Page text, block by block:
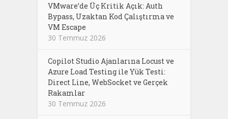
VMware’de Üç Kritik Açık: Auth
Bypass, Uzaktan Kod Çalıştırma ve
VM Escape
30 Temmuz 2026
Copilot Studio Ajanlarına Locust ve
Azure Load Testing ile Yük Testi:
Direct Line, WebSocket ve Gerçek
Rakamlar
30 Temmuz 2026